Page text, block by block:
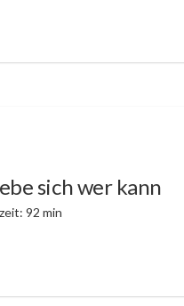
sich wer kann
92 min